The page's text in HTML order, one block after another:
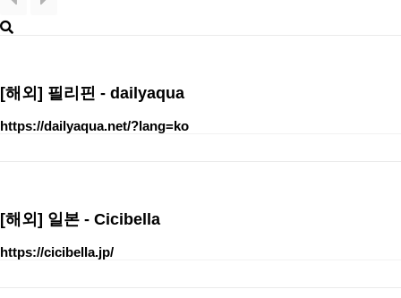
[해외] 필리핀 - dailyaqua
https://dailyaqua.net/?lang=ko
[해외] 일본 - Cicibella
https://cicibella.jp/